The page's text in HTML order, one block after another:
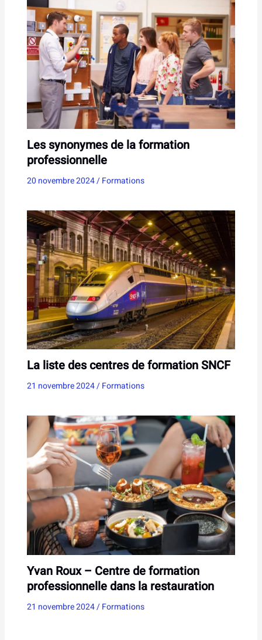
Les synonymes de la formation
professionnelle
20 novembre 2024/Formations
La liste des centres de formation SNCF
21 novembre 2024/Formations
Yvan Roux – Centre de formation
professionnelle dans la restauration
21 novembre 2024/Formations